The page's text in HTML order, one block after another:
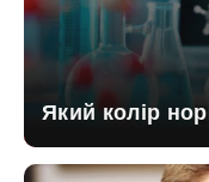
Який колір